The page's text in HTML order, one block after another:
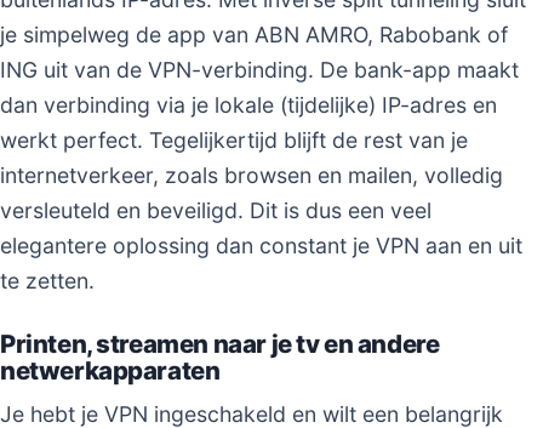
je simpelweg de app van ABN AMRO, Rabobank of
ING uit van de VPN-verbinding. De bank-app maakt
dan verbinding via je lokale (tijdelijke) IP-adres en
werkt perfect. Tegelijkertijd blijft de rest van je
internetverkeer, zoals browsen en mailen, volledig
versleuteld en beveiligd. Dit is dus een veel
elegantere oplossing dan constant je VPN aan en uit
te zetten.
Printen, streamen naar je tv en andere
netwerkapparaten
Je hebt je VPN ingeschakeld en wilt een belangrijk